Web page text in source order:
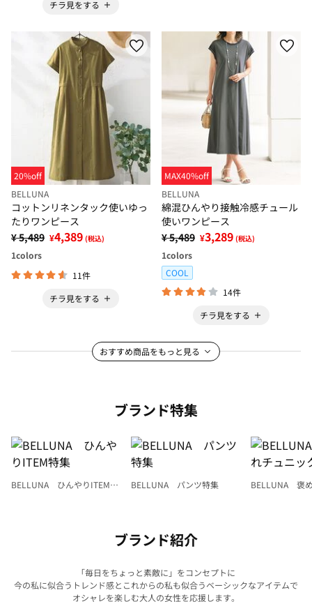
チラ見をする
20%off
BELLUNA
コットンリネンタック使いゆっ
たりワンピース
¥ 5,489 ¥4,389 (税込)
1colors
11件
チラ見をする
MAX40%off
BELLUNA
綿混ひんやり接触冷感チュール
使いワンピース
¥ 5,489 ¥3,289 (税込)
1colors
COOL
14件
チラ見をする
おすすめ商品をもっと見る
ブランド特集
BELLUNA ひんやりITEM特
BELLUNA パンツ特集
BELLUNA 褒
ブランド紹介
「毎日をちょっと素敵に」をコンセプトに
今の私に似合うトレンド感とこれからの私も似合うベーシックなアイテムで
オシャレを楽しむ大人の女性を応援します。